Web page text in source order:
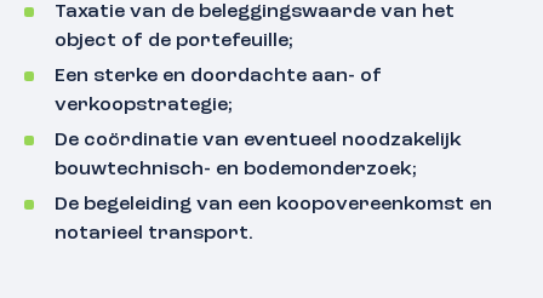
Taxatie van de beleggingswaarde van het
object of de portefeuille;
Een sterke en doordachte aan- of
verkoopstrategie;
De coördinatie van eventueel noodzakelijk
bouwtechnisch- en bodemonderzoek;
De begeleiding van een koopovereenkomst en
notarieel transport.